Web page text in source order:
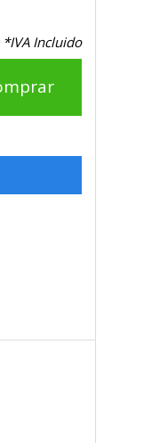
*IVA Incluido